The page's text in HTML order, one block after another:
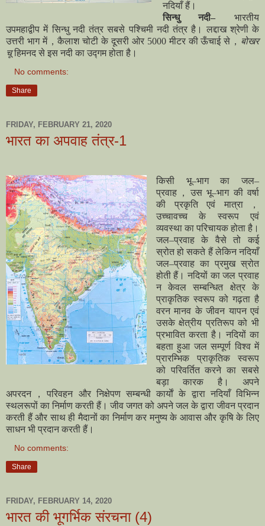
नदियाँ हैं।
सिन्धु नदी– भारतीय
उपमहाद्वीप में सिन्धु नदी तंत्र सबसे पश्चिमी नदी तंत्र है। लद्दाख श्रेणी के
उत्तरी भाग में，कैलाश चोटी के दूसरी ओर 5000 मीटर की ऊँचाई से， बोखर
चूहिमनद से इस नदी का उद्गम होता है।
No comments:
Share
FRIDAY, FEBRUARY 21, 2020
भारत का अपवाह तंत्र-1
किसी भू–भाग का जल–
प्रवाह，उस भू–भाग की वर्षा
की प्रकृति एवं मात्रा，
उच्चावच्च के स्वरूप एवं
व्यवस्था का परिचायक होता है।
जल–प्रवाह के वैसे तो कई
स्रोत हो सकते हैं लेकिन नदियाँ
जल–प्रवाह का प्रमुख स्रोत
होती हैं। नदियों का जल प्रवाह
न केवल सम्बन्धित क्षेत्र के
प्राकृतिक स्वरूप को गढ़ता है
वरन मानव के जीवन यापन एवं
उसके क्षेत्रीय प्रतिरूप को भी
प्रभावित करता है। नदियों का
बहता हुआ जल सम्पूर्ण विश्व में
प्रारम्भिक प्राकृतिक स्वरूप
को परिवर्तित करने का सबसे
बड़ा कारक है। अपने
अपरदन，परिवहन और निक्षेपण सम्बन्धी कार्याें के द्वारा नदियाँ विभिन्न
स्थलरूपों का निर्माण करती हैं। जीव जगत को अपने जल के द्वारा जीवन प्रदान
करती हैं और साथ ही मैदानों का निर्माण कर मनुष्य के आवास और कृषि के लिए
साधन भी प्रदान करती हैं।
No comments:
Share
FRIDAY, FEBRUARY 14, 2020
भारत की भूगर्भिक संरचना (4)